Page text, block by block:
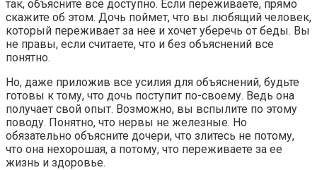
так, объясните все доступно. Если переживаете, прямо
скажите об этом. Дочь поймет, что вы любящий человек,
который переживает за нее и хочет уберечь от беды. Вы
не правы, если считаете, что и без объяснений все
понятно.
Но, даже приложив все усилия для объяснений, будьте
готовы к тому, что дочь поступит по-своему. Ведь она
получает свой опыт. Возможно, вы вспылите по этому
поводу. Понятно, что нервы не железные. Но
обязательно объясните дочери, что злитесь не потому,
что она нехорошая, а потому, что переживаете за ее
жизнь и здоровье.